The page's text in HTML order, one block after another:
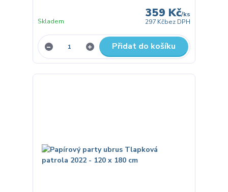
359 Kč/ks
297 Kčbez DPH
Skladem
Přidat do košíku